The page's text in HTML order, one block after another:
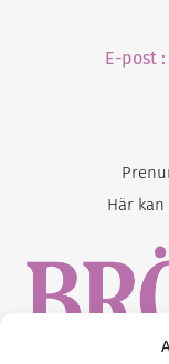
E-post :
Här kan